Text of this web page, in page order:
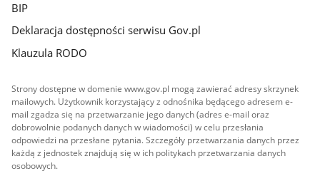
BIP
Deklaracja dostępności serwisu Gov.pl
Klauzula RODO
Strony dostępne w domenie www.gov.pl mogą zawierać adresy skrzynek
mailowych. Użytkownik korzystający z odnośnika będącego adresem e-
mail zgadza się na przetwarzanie jego danych (adres e-mail oraz
dobrowolnie podanych danych w wiadomości) w celu przesłania
odpowiedzi na przesłane pytania. Szczegóły przetwarzania danych przez
każdą z jednostek znajdują się w ich politykach przetwarzania danych
osobowych.